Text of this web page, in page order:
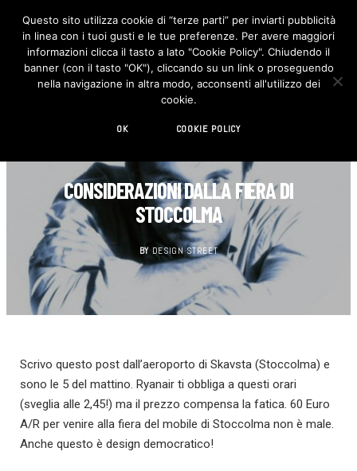
F
c
e
b
o
I
n
s
t
CONSIDERAZIONI DALLA FIERA DI
STOCCOLMA
BY DESIGN STREET
Scrivo questo post dall’aeroporto di Skavsta (Stoccolma) e
sono le 5 del mattino. Ryanair ti obbliga a questi orari
(sveglia alle 2,45!) ma il prezzo compensa la fatica. 60 Euro
A/R per venire alla fiera del mobile di Stoccolma non è male.
Anche questo è design democratico!
Questo sito utilizza cookie di “terze parti” per inviarti pubblicità
in linea con i tuoi gusti e le tue preferenze. Per avere maggiori
informazioni clicca il tasto a lato "Cookie Policy". Chiudendo il
banner (con il tasto "OK"), cliccando su un link o proseguendo
nella navigazione in altra modo, acconsenti all'utilizzo dei
cookie.
OK COOKIE POLICY